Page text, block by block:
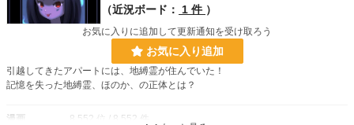
（近況ボード：
1 件 ）
お気に入りに追加して更新通知を受け取ろう
お気に入り追加
引越してきたアパートには、地縛霊が住んでいた！
記憶を失った地縛霊、ほのか、の正体とは？
漫画 8,552 位 / 8,552 件